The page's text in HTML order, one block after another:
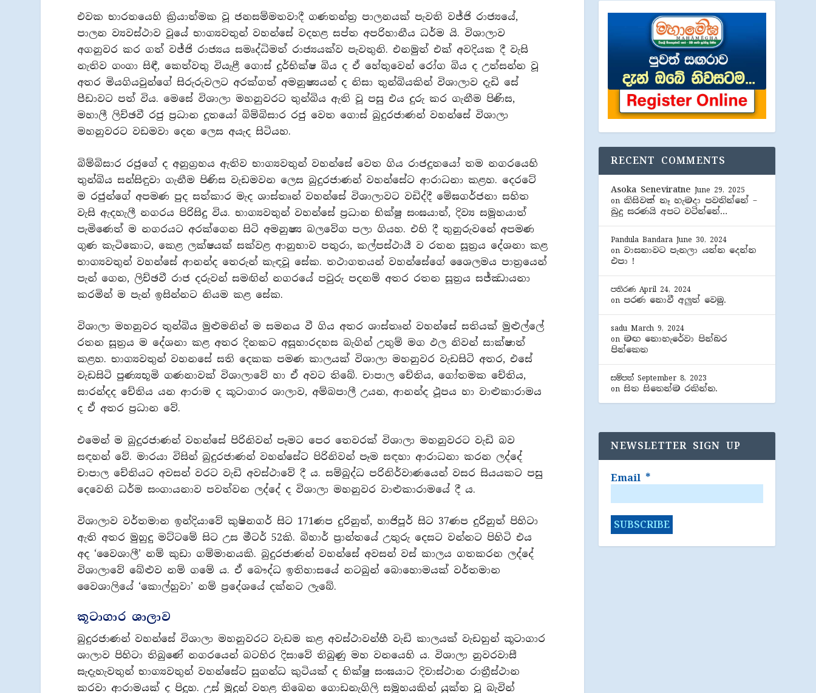
එවක භාරතයෙහි ක්‍රියාත්මක වූ ජනසම්මතවාදී ගණතන්ත්‍ර පාලනයක් පැවති වජ්ජි රාජ්‍යයේ,
පාලන ව්‍යවස්ථාව වූයේ භාග්‍යවතුන් වහන්සේ වදහළ සප්ත අපරිහානීය ධර්ම යි. විශාලාව
අගනුවර කර ගත් වජ්ජි රාජ්‍යය සමෘද්ධිමත් රාජ්‍යයක්ව පැවතුනි. එනමුත් එක් අවදියක දී වැසි
නැතිව ගංගා සිඳී, කෙත්වතු වියැළී ගොස් දුර්භික්ෂ බිය ද ඒ හේතුවෙන් රෝග බිය ද උත්සන්න වූ
අතර මියගියවුන්ගේ සිරුරුවලට අරක්ගත් අමනුෂ්‍යයන් ද නිසා තුන්බියකින් විශාලාව දැඩි සේ
පීඩාවට පත් විය. මෙසේ විශාලා මහනුවරට තුන්බිය ඇති වූ පසු එය දුරු කර ගැනීම පිණිස,
මහාලී ලිච්ඡවී රජු ප්‍රධාන දූතයෝ බිම්බිසාර රජු වෙත ගොස් බුදුරජාණන් වහන්සේ විශාලා
මහනුවරට වඩමවා දෙන ලෙස අයැද සිටියහ.
බිම්බිසාර රජුගේ ද අනුග්‍රහය ඇතිව භාග්‍යවතුන් වහන්සේ වෙත ගිය රාජදූතයෝ තම නගරයෙහි
තුන්බිය සන්සිඳුවා ගැනීම පිණිස වැඩමවන ලෙස බුදුරජාණන් වහන්සේට ආරාධනා කළහ. දෙරටේ
ම රජුන්ගේ අපමණ පුද සත්කාර මැද ශාස්තෘන් වහන්සේ විශාලාවට වඩිද්දී මේඝගර්ජනා සහිත
වැසි ඇදහැලී නගරය පිරිසිදු විය. භාග්‍යවතුන් වහන්සේ ප්‍රධාන භික්ෂු සංඝයාත්, දිව්‍ය සමූහයාත්
පැමිණෙත් ම නගරයට අරක්ගෙන සිටි අමනුෂ්‍ය බලවේග පලා ගියහ. එහි දී තුනුරුවනේ අපමණ
ගුණ කැටිකොට, කෙළ ලක්ෂයක් සක්වළ ආනුභාව පතුරා, කල්පස්ථායී ව රතන සූත්‍රය දේශනා කළ
භාග්‍යවතුන් වහන්සේ ආනන්ද තෙරුන් කැඳවූ සේක. තථාගතයන් වහන්සේගේ ශෛලමය පාත්‍රයෙන්
පැන් ගෙන, ලිච්ඡවී රාජ දරුවන් සමඟින් නගරයේ පවුරු පදනම් අතර රතන සූත්‍රය සජ්ඣායනා
කරමින් ම පැන් ඉසින්නට නියම කළ සේක.
විශාලා මහනුවර තුන්බිය මුළුමනින් ම සමනය වී ගිය අතර ශාස්තෘන් වහන්සේ සතියක් මුළුල්ලේ
රතන සූත්‍රය ම දේශනා කළ අතර දිනකට අසූහාරදහස බැගින් උතුම් මග ඵල නිවන් සාක්ෂාත්
කළහ. භාග්‍යවතුන් වහනසේ සති දෙකක පමණ කාලයක් විශාලා මහනුවර වැඩසිටි අතර, එසේ
වැඩසිටි පුණ්‍යභූමි ගණනාවක් විශාලාවේ හා ඒ අවට තිබේ. චාපාල චේතිය, ගෝතමක චේතිය,
සාරන්දද චේතිය යන ආරාම ද කූටාගාර ශාලාව, අම්බපාලී උයන, ආනන්ද ථූපය හා වාළුකාරාමය
ද ඒ අතර ප්‍රධාන වේ.
එමෙන් ම බුදුරජාණන් වහන්සේ පිරිනිවන් පෑමට පෙර තෙවරක් විශාලා මහනුවරට වැඩි බව
සඳහන් වේ. මාරයා විසින් බුදුරජාණන් වහන්සේට පිරිනිවන් පෑම සඳහා ආරාධනා කරන ලද්දේ
චාපාල චේතියට අවසන් වරට වැඩි අවස්ථාවේ දී ය. සම්බුද්ධ පරිනිර්වාණයෙන් වසර සියයකට පසු
දෙවෙනි ධර්ම සංගායනාව පවත්වන ලද්දේ ද විශාලා මහනුවර වාළුකාරාමයේ දී ය.
විශාලාව වර්තමාන ඉන්දියාවේ කුෂිනගර් සිට 171ණප දුරිනුත්, හාජිපූර් සිට 37ණප දුරිනුත් පිහිටා
ඇති අතර මුහුදු මට්ටමේ සිට උස මීටර් 52කි. බිහාර් ප්‍රාන්තයේ උතුරු දෙසට වන්නට පිහිටි එය
අද ‘වෛශාලී’ නම් කුඩා ගම්මානයකි. බුදුරජාණන් වහන්සේ අවසන් වස් කාලය ගතකරන ලද්දේ
විශාලාවේ බේළුව නම් ගමේ ය. ඒ බෞද්ධ ඉතිහාසයේ නටබුන් බොහොමයක් වර්තමාන
වෛශාලියේ ‘කොල්හුවා’ නම් ප්‍රදේශයේ දක්නට ලැබේ.
කූටාගාර ශාලාව
බුදුරජාණන් වහන්සේ විශාලා මහනුවරට වැඩම කළ අවස්ථාවන්හී වැඩි කාලයක් වැඩහුන් කූටාගාර
ශාලාව පිහිටා තිබුණේ නගරයෙන් බටහිර දිසාවේ තිබුණු මහ වනයෙහි ය. විශාලා නුවරවාසී
සැදැහැවතුන් භාග්‍යවතුන් වහන්සේට සුගන්ධ කුටියක් ද භික්ෂු සංඝයාට දිවාස්ථාන රාත්‍රීස්ථාන
කරවා ආරාමයක් ද පිදූහ. උස් මුදුන් වහළ තිබෙන ගොඩනැගිලි සමූහයකින් යුක්ත වූ බැවින්
RECENT COMMENTS
Asoka Seneviratne June 29, 2025
on කිසිවක් නෑ හැමදා පවතින්නේ –
බුදු සරණයි අපට වටින්නේ…
Pandula Bandara June 30, 2024
on වාසනාවට පැනලා යන්න දෙන්න
එපා !
පතිරණ April 24, 2024
on පරණ නොවී අලුත් වෙමු.
sadu March 9, 2024
on මඟ නොහැරේවා පින්බර
පින්කෙත
සම්පත් September 8, 2023
onසිත සිතෙන්ම රකින්න.
NEWSLETTER SIGN UP
Email *